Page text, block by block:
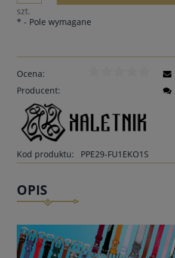
szt.
* - Pole wymagane
Ocena:
Producent:
Kod produktu: PPE29-FU1EKO1S
OPIS